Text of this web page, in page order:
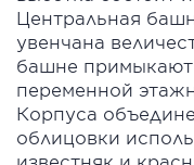
Центральная
увенчана
башне примыкают
переменной
Корпуса
облицовки